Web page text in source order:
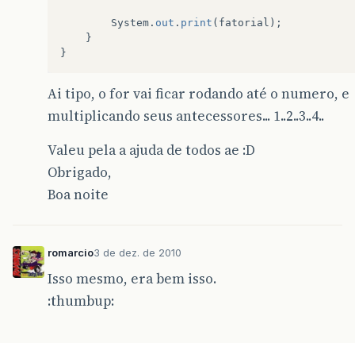
System . out . print ( fatorial );
}
}
Ai tipo, o for vai ficar rodando até o numero, e
multiplicando seus antecessores... 1..2..3..4..
Valeu pela a ajuda de todos ae :D
Obrigado,
Boa noite
romarcio3 de dez. de 2010
Isso mesmo, era bem isso.
:thumbup: